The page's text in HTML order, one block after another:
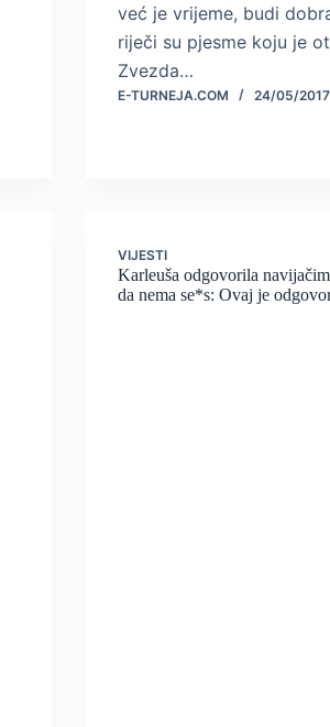
već je vrijeme, budi
riječi su pjesme koju je
Zvezda…
E-TURNEJA.COM 24/05/2017
VIJESTI
Karleuša odgovorila
da nema se*s: Ovaj je